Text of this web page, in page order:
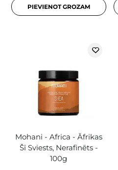
PIEVIENOT GROZAM
Mohani - Africa - Āfrikas
Šī Sviests, Nerafinēts -
100g